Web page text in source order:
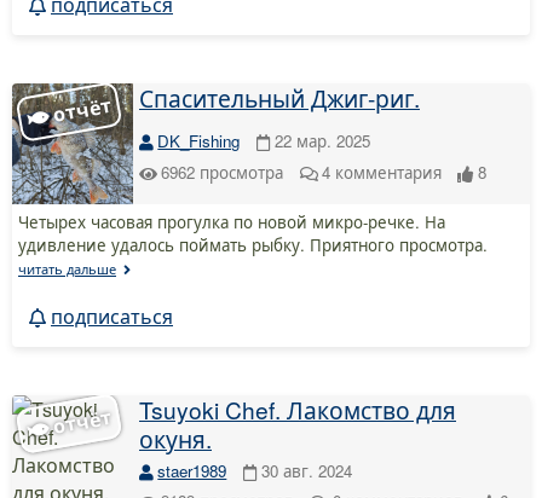
Спасительный Джиг-риг.
DK_Fishing
22 мар. 2025
6962 просмотра 4 комментария 8
Четырех часовая прогулка по новой микро-речке. На
удивление удалось поймать рыбку. Приятного просмотра.
читать дальше
подписаться
Tsuyoki Chef. Лакомство для
окуня.
staer1989
30 авг. 2024